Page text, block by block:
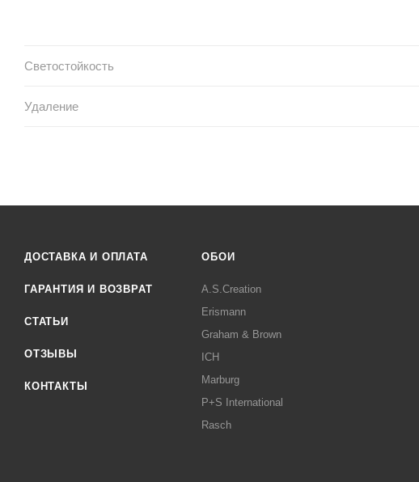
Светостойкость
Удаление
ДОСТАВКА И ОПЛАТА
ГАРАНТИЯ И ВОЗВРАТ
СТАТЬИ
ОТЗЫВЫ
КОНТАКТЫ
ОБОИ
A.S.Creation
Erismann
Graham & Brown
ICH
Marburg
P+S International
Rasch